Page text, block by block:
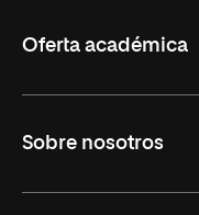
Oferta académica
Másteres Oficiales
Másteres Propios
Sobre nosotros